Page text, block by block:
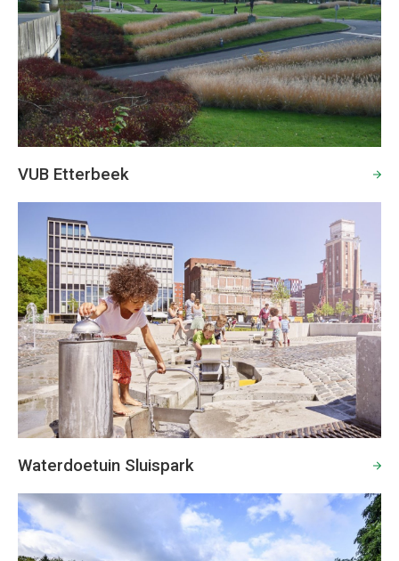
VUB Etterbeek
Waterdoetuin Sluispark